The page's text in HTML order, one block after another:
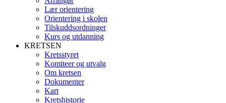
Lær orientering
Orientering i skolen
Tilskuddsordninger
Kurs og utdanning
KRETSEN
Kretsstyret
Komiteer og utvalg
Om kretsen
Dokumenter
Kart
Kretshistorie